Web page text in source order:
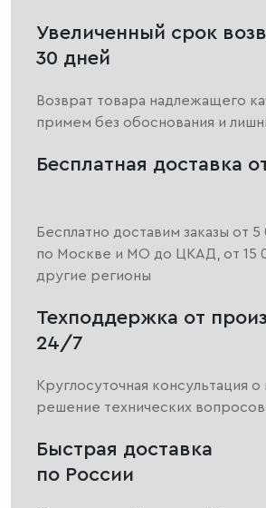
Увеличенный срок
30 дней
Возврат товара надлежащего
примем без обоснования и
Бесплатная доставка
Бесплатно доставим заказы от 5
по Москве и МО до ЦКАД, от 15
другие регионы
Техподдержка от
24/7
Круглосуточная консультация
решение технических вопросов
Быстрая доставка
по России